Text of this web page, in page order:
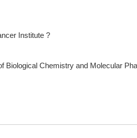
Institute ?
Chemistry and Molecular